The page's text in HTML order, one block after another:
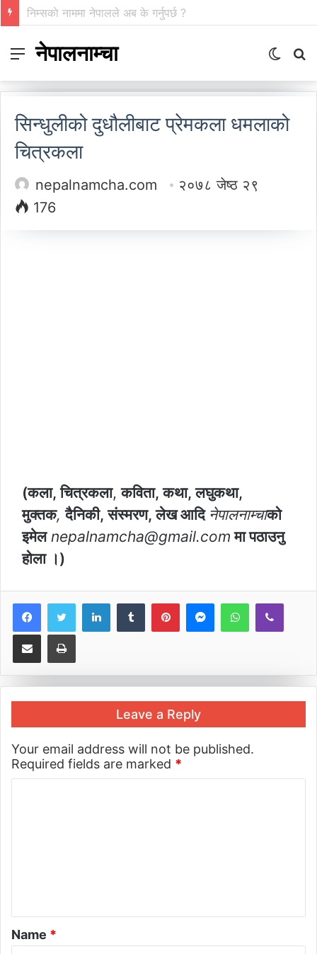
गाउँ पर्यटन प्रवर्द्धन मञ्च-नेपालकाे गण्डकी प्रदेशमा नयाँ नेतृत्व
Menu
नेपालनाम्चा
Switch
सिन्धुलीको दुधौलीबाट प्रेमकला धमलाको
चित्रकला
nepalnamcha.com
२०७८ जेष्ठ २९
176
(कला, चित्रकला,कविता, कथा, लघुकथा,
मुक्तक,दैनिकी, संस्मरण, लेख आदि नेपालनाम्चाको
इमेलnepalnamcha@gmail.com मा पठाउनु
होला ।)
LinkedInTumblrPinterestMessenger
WhatsApp
Viber
Share via EmailPrint
Leave a Reply
Your email address will not be published.
Required fields are marked *
Name *